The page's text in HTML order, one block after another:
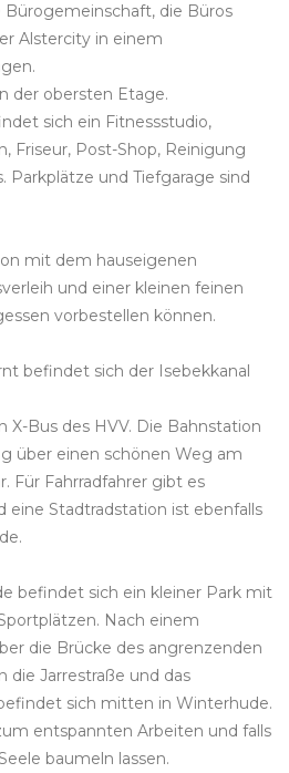
die Büros
Alstercity in einem
der obersten Etage.
sich ein Fitnessstudio,
Friseur, Post-Shop, Reinigung
Parkplätze und Tiefgarage sind
mit dem hauseigenen
und einer kleinen feinen
vorbestellen können.
befindet sich der Isebekkanal
X-Bus des HVV. Die Bahnstation
über einen schönen Weg am
Für Fahrradfahrer gibt es
eine Stadtradstation ist ebenfalls
befindet sich ein kleiner Park mit
Nach einem
die Brücke des angrenzenden
die Jarrestraße und das
sich mitten in Winterhude.
entspannten Arbeiten und falls
baumeln lassen.